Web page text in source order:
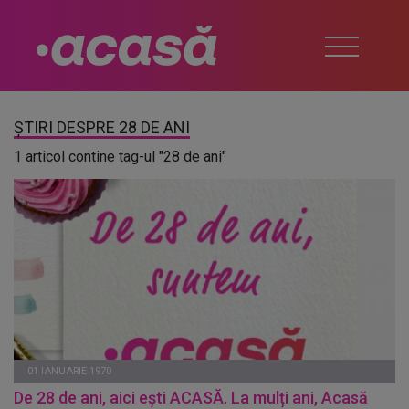
ȘTIRI DESPRE 28 DE ANI
1 articol contine tag-ul "28 de ani"
01 IANUARIE 1970
De 28 de ani, aici ești ACASĂ. La mulți ani, Acasă